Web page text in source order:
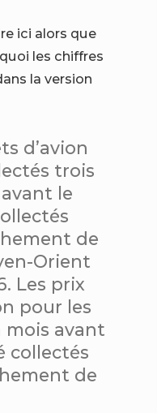
ici alors que
les chiffres
la version
d’avion
trois
le
de
Orient
Les prix
pour les
mois avant
collectés
de